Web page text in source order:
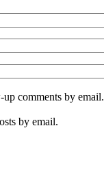
comments by email.
by email.